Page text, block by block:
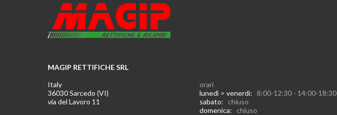
MAGIP RETTIFICHE SRL
Italy
36030 Sarcedo (VI)
via del Lavoro 11
orari
lunedì > venerdì: 8:00-12:30 - 14:00-18:30
sabato: chiuso
domenica: chiuso